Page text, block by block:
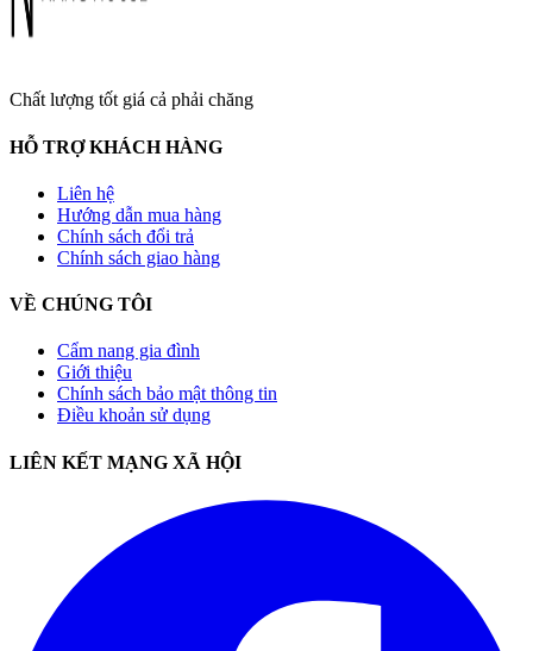
Chất lượng tốt giá cả phải chăng
HỖ TRỢ KHÁCH HÀNG
Liên hệ
Hướng dẫn mua hàng
Chính sách đổi trả
Chính sách giao hàng
VỀ CHÚNG TÔI
Cẩm nang gia đình
Giới thiệu
Chính sách bảo mật thông tin
Điều khoản sử dụng
LIÊN KẾT MẠNG XÃ HỘI